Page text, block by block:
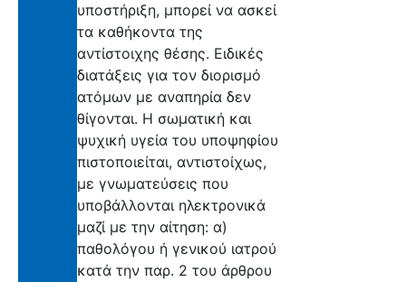
υποστήριξη, μπορεί να ασκεί
τα καθήκοντα της
αντίστοιχης θέσης. Ειδικές
διατάξεις για τον διορισμό
ατόμων με αναπηρία δεν
θίγονται. Η σωματική και
ψυχική υγεία του υποψηφίου
πιστοποιείται, αντιστοίχως,
με γνωματεύσεις που
υποβάλλονται ηλεκτρονικά
μαζί με την αίτηση: α)
παθολόγου ή γενικού ιατρού
κατά την παρ. 2 του άρθρου